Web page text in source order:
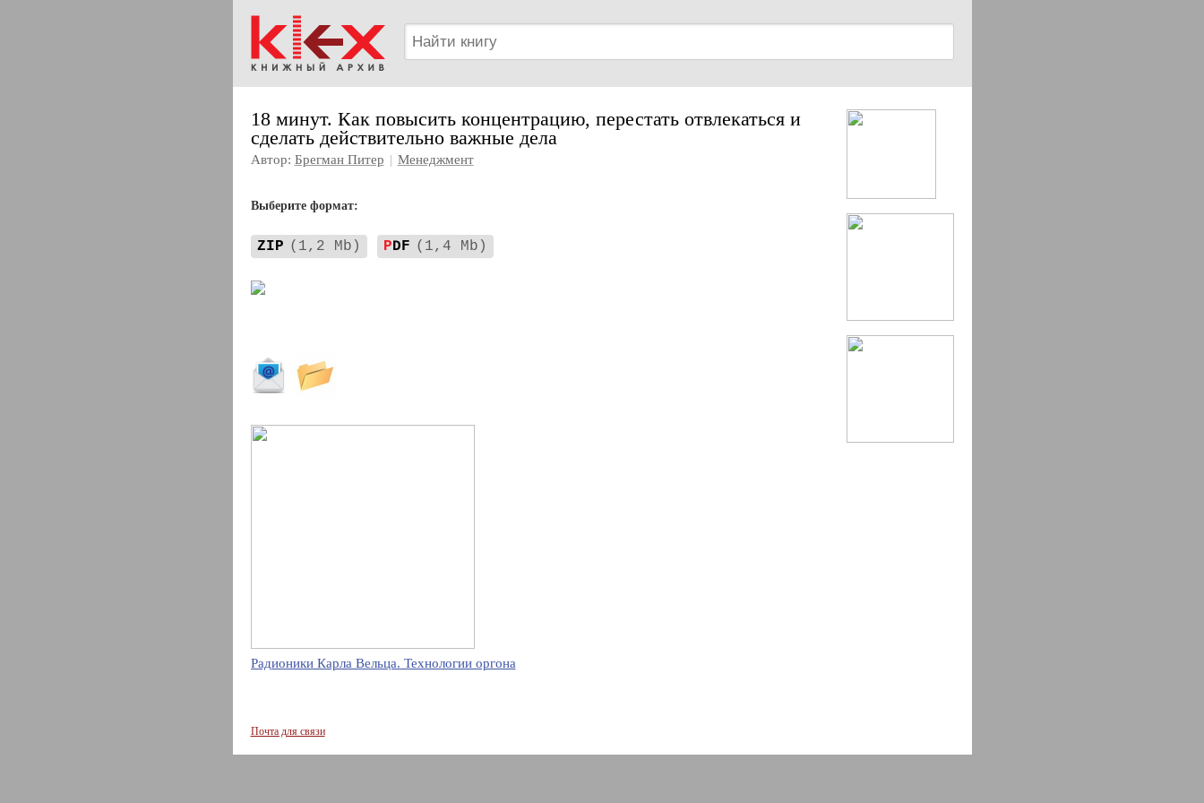
18 минут. Как повысить концентрацию, перестать отвлекаться и
сделать действительно важные дела
Автор: Брегман Питер | Менеджмент
Выберите формат:
ZIP (1,2 Mb) PDF (1,4 Mb)
Радионики Карла Вельца. Технологии оргона
Почта для связи